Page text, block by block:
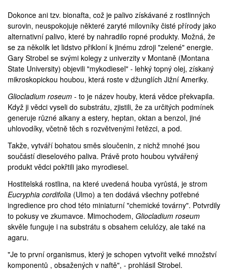
Dokonce ani tzv. bionafta, což je palivo získávané z rostlinných
surovin, neuspokojuje některé zaryté milovníky čisté přírody jako
alternativní palivo, které by nahradilo ropné produkty. Možná, že
se za několik let lidstvo přikloní k jinému zdroji "zelené" energie.
Gary Strobel se svými kolegy z univerzity v Montaně (Montana
State University) objevili "mykodiesel" - lehký topný olej, získaný
mikroskopickou houbou, která roste v džunglích Jižní Ameriky.
Gliocladium roseum - to je název houby, která vědce překvapila.
Když ji vědci vyseli do substrátu, zjistili, že za určitých podmínek
generuje různé alkany a estery, heptan, oktan a benzol, jiné
uhlovodíky, včetně těch s rozvětvenými řetězci, a pod.
Takže, vytváří bohatou směs sloučenin, z nichž mnohé jsou
součástí dieselového paliva. Právě proto houbou vytvářený
produkt vědci pokřtili jako myrodiesel.
Hostitelská rostlina, na které uvedená houba vyrůstá, je strom
Eucryphia cordifolia (Ulmo) a ten dodává všechny potřebné
ingredience pro chod této miniaturní "chemické továrny". Potvrdily
to pokusy ve zkumavce. Mimochodem, Gliocladium roseum
skvěle funguje i na substrátu s obsahem celulózy, ale také na
agaru.
"Je to první organismus, který je schopen vytvořit velké množství
komponentů , obsažených v naftě", - prohlásil Strobel.